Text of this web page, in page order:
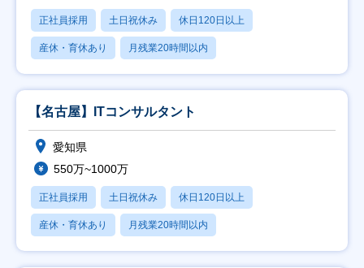
正社員採用 土日祝休み 休日120日以上
産休・育休あり 月残業20時間以内
【名古屋】ITコンサルタント
愛知県
550万~1000万
正社員採用 土日祝休み 休日120日以上
産休・育休あり 月残業20時間以内